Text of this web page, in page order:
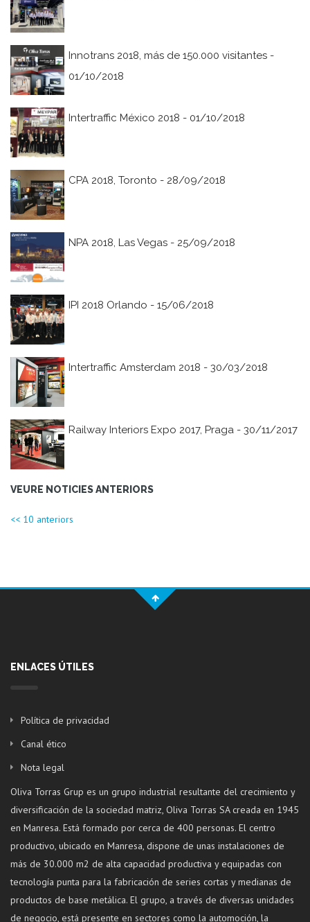
Innotrans 2018, más de 150.000 visitantes -
01/10/2018
Intertraffic México 2018 - 01/10/2018
CPA 2018, Toronto - 28/09/2018
NPA 2018, Las Vegas - 25/09/2018
IPI 2018 Orlando - 15/06/2018
Intertraffic Amsterdam 2018 - 30/03/2018
Railway Interiors Expo 2017, Praga - 30/11/2017
VEURE NOTICIES ANTERIORS
<< 10 anteriors
ENLACES ÚTILES
Política de privacidad
Canal ético
Nota legal
Oliva Torras Grup es un grupo industrial resultante del crecimiento y
diversificación de la sociedad matriz, Oliva Torras SA creada en 1945
en Manresa. Está formado por cerca de 400 personas. El centro
productivo, ubicado en Manresa, dispone de unas instalaciones de
más de 30.000 m2 de alta capacidad productiva y equipadas con
tecnología punta para la fabricación de series cortas y medianas de
productos de base metálica. El grupo, a través de diversas unidades
de negocio, está presente en sectores como la automoción, la